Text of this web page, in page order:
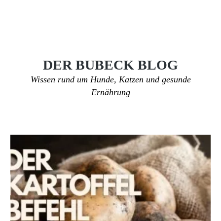
DER BUBECK BLOG
Wissen rund um Hunde, Katzen und gesunde
Ernährung